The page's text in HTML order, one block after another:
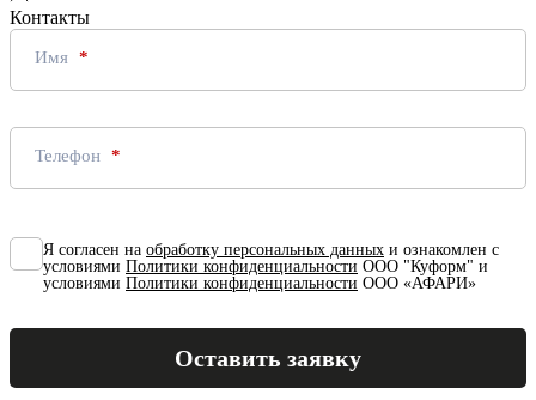
Контакты
Имя
Телефон
Я согласен на обработку персональных данных и ознакомлен с
условиями Политики конфиденциальности ООО "Куформ" и
условиями Политики конфиденциальности ООО «АФАРИ»